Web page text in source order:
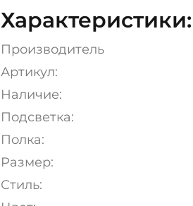
Характеристики:
Производитель
Артикул:
Наличие:
Подсветка:
Полка:
Размер:
Стиль: